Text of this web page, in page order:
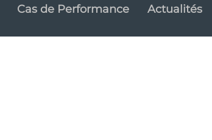
Cas de Performance Actualités